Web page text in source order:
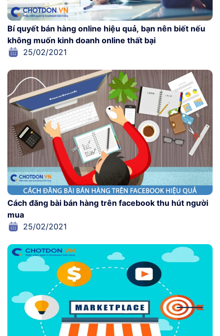
Bí quyết bán hàng online hiệu quả, bạn nên biết nếu
không muốn kinh doanh online thất bại
25/02/2021
Cách đăng bài bán hàng trên facebook thu hút người
mua
25/02/2021